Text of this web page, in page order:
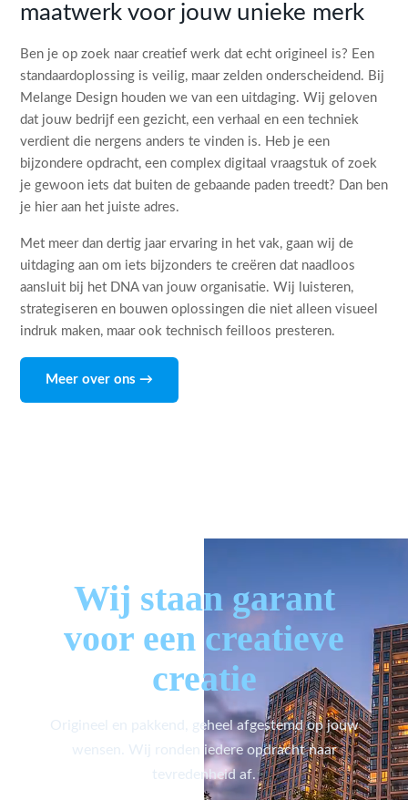
maatwerk voor jouw unieke merk
Ben je op zoek naar creatief werk dat echt origineel is? Een
standaardoplossing is veilig, maar zelden onderscheidend. Bij
Melange Design houden we van een uitdaging. Wij geloven
dat jouw bedrijf een gezicht, een verhaal en een techniek
verdient die nergens anders te vinden is. Heb je een
bijzondere opdracht, een complex digitaal vraagstuk of zoek
je gewoon iets dat buiten de gebaande paden treedt? Dan ben
je hier aan het juiste adres.
Met meer dan dertig jaar ervaring in het vak, gaan wij de
uitdaging aan om iets bijzonders te creëren dat naadloos
aansluit bij het DNA van jouw organisatie. Wij luisteren,
strategiseren en bouwen oplossingen die niet alleen visueel
indruk maken, maar ook technisch feilloos presteren.
Meer over ons →
Wij staan garant
voor een creatieve
creatie
Origineel en pakkend, geheel afgestemd op jouw
wensen. Wij ronden iedere opdracht naar
tevredenheid af.